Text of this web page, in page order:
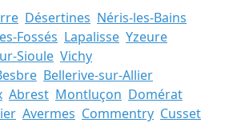
Désertines Néris-les-Bains
Fossés Lapalisse Yzeure
Sioule Vichy
Bellerive-sur-Allier
Abrest Montluçon Domérat
Avermes Commentry Cusset